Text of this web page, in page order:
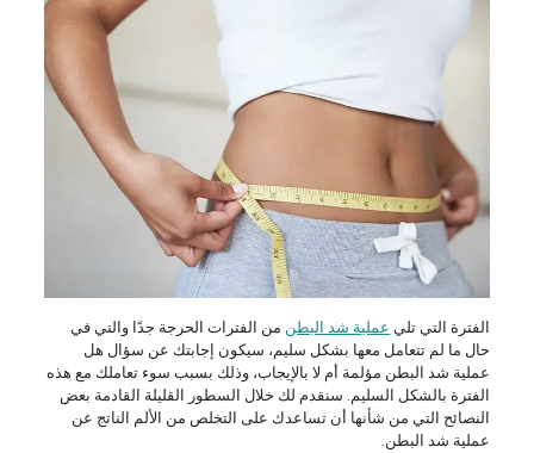
الفترة التي تلي عملية شد البطن من الفترات الحرجة جدًا والتي في
حال ما لم تتعامل معها بشكل سليم، سيكون إجابتك عن سؤال هل
عملية شد البطن مؤلمة أم لا بالإيجاب، وذلك بسبب سوء تعاملك مع هذه
الفترة بالشكل السليم. سنقدم لك خلال السطور القليلة القادمة بعض
النصائح التي من شأنها أن تساعدك على التخلص من الألم الناتج عن
عملية شد البطن.